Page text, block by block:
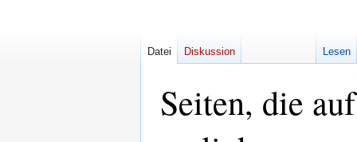
Seiten, die
Datei Diskussion Lesen